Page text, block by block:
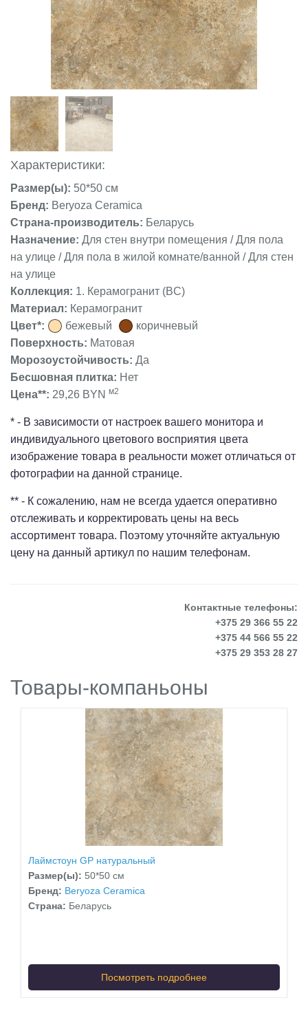
Характеристики:
Размер(ы): 50*50 см
Бренд: Beryoza Ceramica
Страна-производитель: Беларусь
Назначение: Для стен внутри помещения / Для пола
на улице / Для пола в жилой комнате/ванной / Для стен
на улице
Коллекция: 1. Керамогранит (BC)
Материал: Керамогранит
Цвет*:
бежевый
коричневый
Поверхность: Матовая
Морозоустойчивость: Да
Бесшовная плитка: Нет
Цена**: 29,26 BYN м2
* - В зависимости от настроек вашего монитора и
индивидуального цветового восприятия цвета
изображение товара в реальности может отличаться от
фотографии на данной странице.
** - К сожалению, нам не всегда удается оперативно
отслеживать и корректировать цены на весь
ассортимент товара. Поэтому уточняйте актуальную
цену на данный артикул по нашим телефонам.
Контактные телефоны:
+375 29 366 55 22
+375 44 566 55 22
+375 29 353 28 27
Товары-компаньоны
Лаймстоун GP натуральный
Размер(ы): 50*50 см
Бренд: Beryoza Ceramica
Страна: Беларусь
Посмотреть подробнее